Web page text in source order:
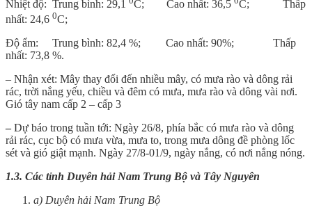
Nhiệt độ: Trung bình: 29,1 C; Cao nhất: 36,5
C; Thấp
nhất: 24,6 0C;
Độ ẩm: Trung bình: 82,4 %; Cao nhất: 90%; Thấp
nhất: 73,8 %.
– Nhận xét: Mây thay đổi đến nhiều mây, có mưa rào và dông rải
rác, trời nắng yếu, chiều và đêm có mưa, mưa rào và dông vài nơi.
Gió tây nam cấp 2 – cấp 3
– Dự báo trong tuần tới: Ngày 26/8, phía bắc có mưa rào và dông
rải rác, cục bộ có mưa vừa, mưa to, trong mưa dông đề phòng lốc
sét và gió giật mạnh. Ngày 27/8-01/9, ngày nắng, có nơi nắng nóng.
1.3. Các tỉnh Duyên hải Nam Trung Bộ và Tây Nguyên
a) Duyên hải Nam Trung Bộ